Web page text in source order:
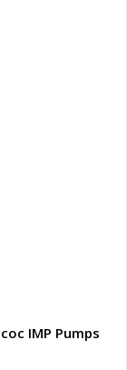
IMP Pumps